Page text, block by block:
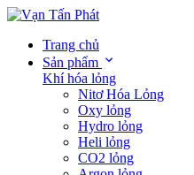
Trang chủ
Sản phẩm
Khí hóa lỏng
Nitơ Hóa Lỏng
Oxy lỏng
Hydro lỏng
Heli lỏng
CO2 lỏng